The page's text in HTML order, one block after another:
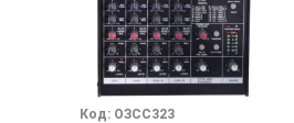
Код: ОЗСС323